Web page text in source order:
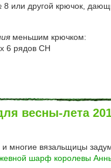
или другой крючок,
меньшим крючком:
6 рядов СН
весны-лета
многие вязальщицы
шарф королевы